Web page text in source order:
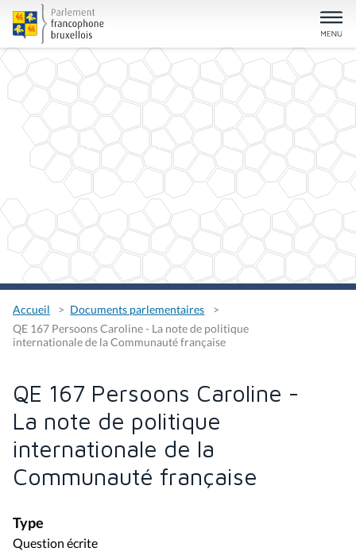
Accueil
Documents parlementaires
QE 167 Persoons Caroline - La note de politique
internationale de la Communauté française
QE 167 Persoons Caroline -
La note de politique
internationale de la
Communauté française
Type
Question écrite